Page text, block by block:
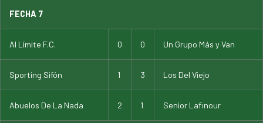
FECHA 7
Al Límite F.C. 0 0 Un Grupo Más y Van
Sporting Sifón 1 3 Los Del Viejo
Abuelos De La Nada 2 1 Senior Lafinour